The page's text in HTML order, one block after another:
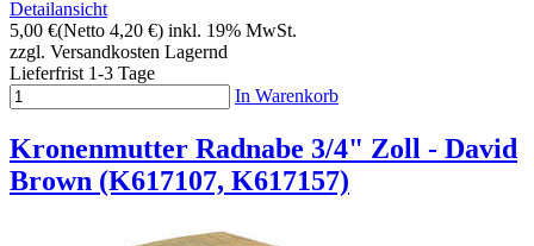
Detailansicht
5,00 €(Netto 4,20 €) inkl. 19% MwSt.
zzgl. Versandkosten Lagernd
Lieferfrist 1-3 Tage
In Warenkorb
Kronenmutter Radnabe 3/4" Zoll - David
Brown (K617107, K617157)